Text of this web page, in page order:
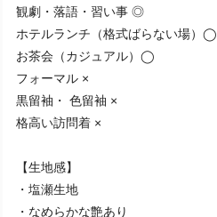
観劇・落語・習い事 ◎
ホテルランチ（格式ばらない場）◯
お茶会（カジュアル）◯
フォーマル ×
黒留袖・ 色留袖 ×
格高い訪問着 ×
【生地感】
・塩瀬生地
・なめらかな艶あり